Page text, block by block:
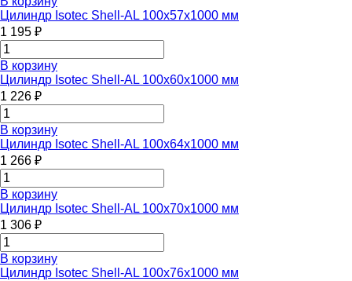
Цилиндр Isotec Shell-AL 100x57x1000 мм
1 195 ₽
В корзину
Цилиндр Isotec Shell-AL 100x60x1000 мм
1 226 ₽
В корзину
Цилиндр Isotec Shell-AL 100x64x1000 мм
1 266 ₽
В корзину
Цилиндр Isotec Shell-AL 100x70x1000 мм
1 306 ₽
В корзину
Цилиндр Isotec Shell-AL 100x76x1000 мм